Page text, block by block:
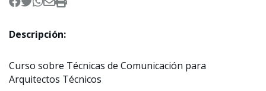
Descripción:
Curso sobre Técnicas de Comunicación para
Arquitectos Técnicos